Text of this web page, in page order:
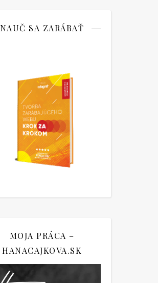
NAUČ SA ZARÁBAŤ
MOJA PRÁCA –
HANACAJKOVA.SK